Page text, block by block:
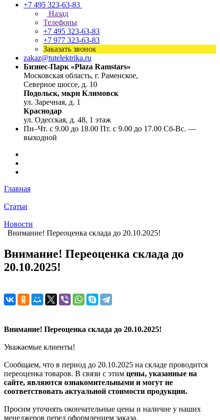
+7 495 323-63-83
Назад
Телефоны
+7 495 323-63-83
+7 977 323-63-83
Заказать звонок
zakaz@tutelektrika.ru
Бизнес-Парк «Plaza Ramstars»
Московская область, г. Раменское,
Северное шоссе, д. 10
Подольск, мкрн Климовск
ул. Заречная, д. 1
Краснодар
ул. Одесская, д. 48, 1 этаж
Пн–Чт. с 9.00 до 18.00 Пт. с 9.00 до 17.00 Сб-Вс. —
выходной
Главная
Статьи
Новости
Внимание! Переоценка склада до 20.10.2025!
Внимание! Переоценка склада до
20.10.2025!
Внимание! Переоценка склада до 20.10.2025!
Уважаемые клиенты!
Сообщаем, что в период до 20.10.2025 на складе проводится
переоценка товаров. В связи с этим цены, указанные на
сайте, являются ознакомительными и могут не
соответствовать актуальной стоимости продукции.
Просим уточнять окончательные цены и наличие у наших
менеджеров перед оформлением заказа.